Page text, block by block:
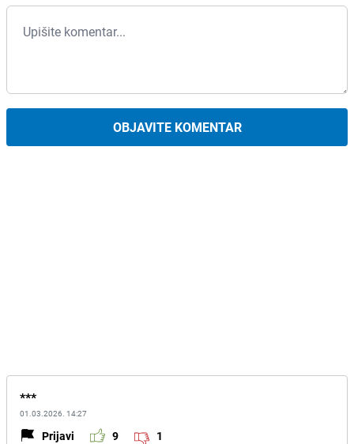
OBJAVITE KOMENTAR
***
01.03.2026. 14:27
Prijavi 9 1